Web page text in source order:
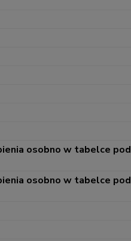
osobno w tabelce pod
osobno w tabelce pod